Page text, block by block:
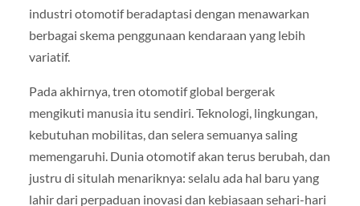
industri otomotif beradaptasi dengan menawarkan
berbagai skema penggunaan kendaraan yang lebih
variatif.
Pada akhirnya, tren otomotif global bergerak
mengikuti manusia itu sendiri. Teknologi, lingkungan,
kebutuhan mobilitas, dan selera semuanya saling
memengaruhi. Dunia otomotif akan terus berubah, dan
justru di situlah menariknya: selalu ada hal baru yang
lahir dari perpaduan inovasi dan kebiasaan sehari-hari